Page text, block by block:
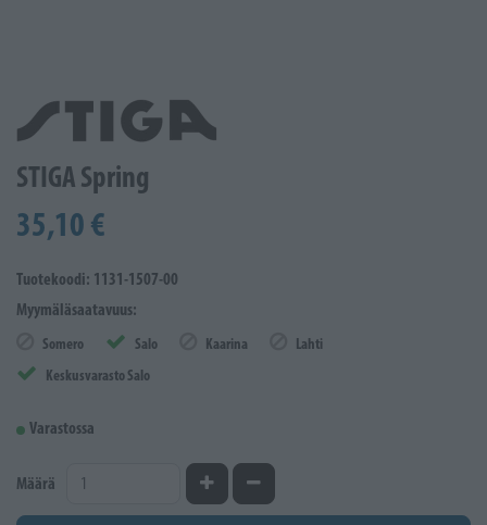
STIGA Spring
35,10 €
Tuotekoodi: 1131-1507-00
Myymäläsaatavuus:
Somero Salo Kaarina
Lahti
Keskusvarasto Salo
Varastossa
Määrä Kasvata määrääVähennä määrää